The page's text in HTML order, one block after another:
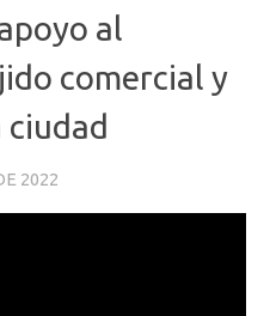
al
comercial y
ciudad
2022